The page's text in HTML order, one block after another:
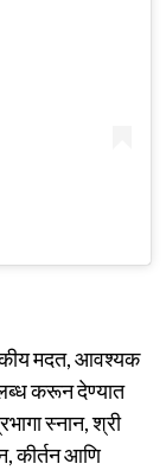
मदत, आवश्यक
करून देण्यात
स्नान, श्री
कीर्तन आणि